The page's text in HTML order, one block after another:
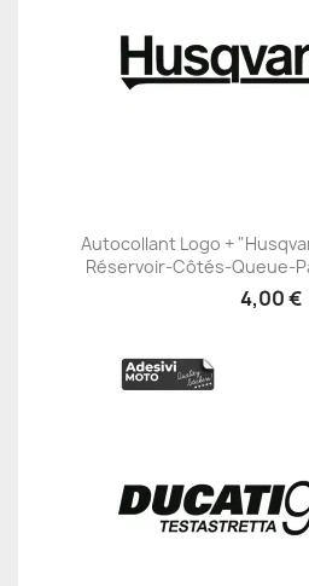
Autocollant Logo +
Réservoir-Côtés-Queue-
4,00 €